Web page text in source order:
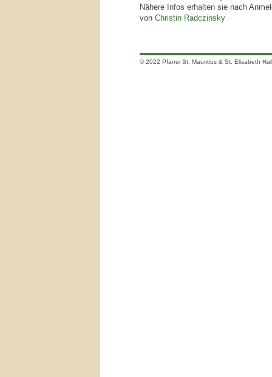
Nähere Infos erhalten sie nach
von Christin Radczinsky
© 2022 Pfarrei St. Mauritius & St. Elisabeth